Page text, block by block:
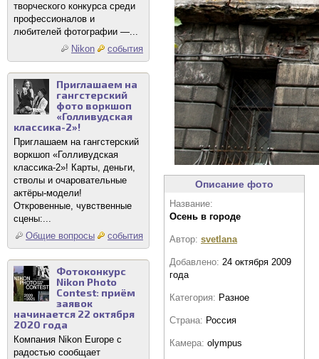
творческого конкурса среди
профессионалов и
любителей фотографии —...
Nikon
события
Приглашаем на
гангстерский
фото воркшоп
«Голливудская
классика-2»!
Приглашаем на гангстерский
воркшоп «Голливудская
классика-2»! Карты, деньги,
стволы и очаровательные
актёры-модели!
Откровенные, чувственные
сцены:...
Общие вопросы
события
Фотоконкурс
Nikon Photo
Contest: приём
заявок
начинается 22 октября
2020 года
Компания Nikon Europe с
радостью сообщает
Описание фото
Название:
Осень в городе
Автор: svetlana
Добавлено: 24 октября 2009
года
Категория: Разное
Страна: Россия
Камера: olympus